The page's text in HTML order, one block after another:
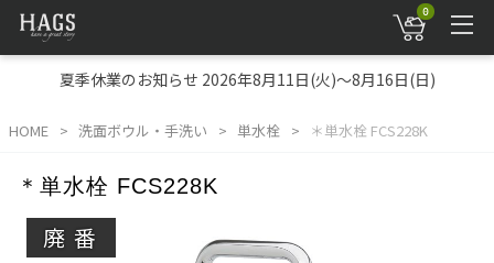
0
夏季休業のお知らせ 2026年8月11日(火)～8月16日(日)
HOME 洗面ボウル・手洗い 単水栓 ＊単水栓 FCS228K
＊単水栓 FCS228K
廃番